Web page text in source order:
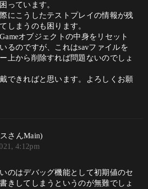
っています。
にこうしたテストプレイの情報が残
しまうのも困ります。
オブジェクトの中身をリセット
るのですが、これはsavファイルを
上から削除すれば問題ないのでしょ
できればと思います。よろしくお願
さんMain)
4:12pm
のはデバッグ機能として初期値のセ
きしてしまうというのが無難でしょ